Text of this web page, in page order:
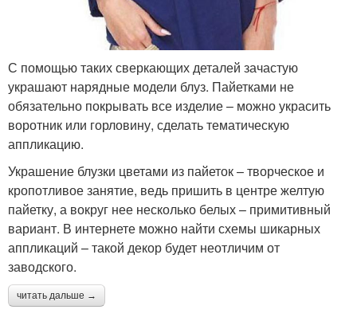
С помощью таких сверкающих деталей зачастую
украшают нарядные модели блуз. Пайетками не
обязательно покрывать все изделие – можно украсить
воротник или горловину, сделать тематическую
аппликацию.
Украшение блузки цветами из пайеток – творческое и
кропотливое занятие, ведь пришить в центре желтую
пайетку, а вокруг нее несколько белых – примитивный
вариант. В интернете можно найти схемы шикарных
аппликаций – такой декор будет неотличим от
заводского.
читать дальше →